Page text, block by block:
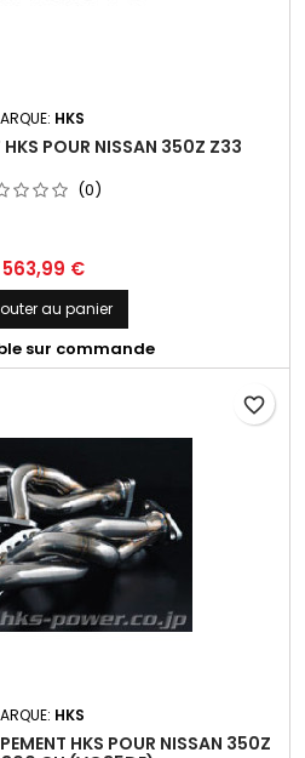
HKS
HKS POUR NISSAN 350Z Z33
(0)
563,99 €
au panier
sur commande
HKS
HKS POUR NISSAN 350Z
favorite_border